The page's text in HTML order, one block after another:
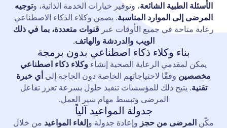
الأسئلة الطبية الشائعة، وتوفير خيارات الخدمة الذاتية، وتوجيه
المرضى إلى الموارد المناسبة. يضمن وكلاء الذكاء الاصطناعي
رعاية متاحة في جميع الأوقات عبر قنوات متعددة، بما في ذلك
الويب والدردشة والهاتف.
بناء وكلاء ذكاء اصطناعي بدون برمجة
يمكن لمقدمي الرعاية الصحية إنشاء وكلاء ذكاء اصطناعي
مخصصين وفقًا لاحتياجاتهم الخاصة دون الحاجة إلى أي خبرة
تقنية. يتيح ذلك للمؤسسات تنفيذ حلول بسرعة تعزز تفاعل
المرضى وتبسط مهام سير العمل.
جدولة المواعيد آلياً
مكّن المرضى من حجز وإعادة جدولة وإلغاء المواعيد من خلال